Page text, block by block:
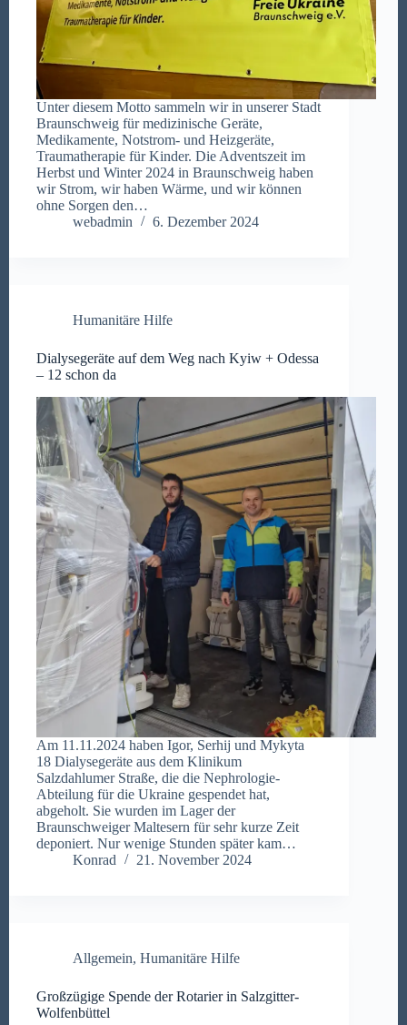
Unter diesem Motto sammeln wir in unserer Stadt
Braunschweig für medizinische Geräte,
Medikamente, Notstrom- und Heizgeräte,
Traumatherapie für Kinder. Die Adventszeit im
Herbst und Winter 2024 in Braunschweig haben
wir Strom, wir haben Wärme, und wir können
ohne Sorgen den…
webadmin
6. Dezember 2024
Humanitäre Hilfe
Dialysegeräte auf dem Weg nach Kyiw + Odessa
– 12 schon da
Am 11.11.2024 haben Igor, Serhij und Mykyta
18 Dialysegeräte aus dem Klinikum
Salzdahlumer Straße, die die Nephrologie-
Abteilung für die Ukraine gespendet hat,
abgeholt. Sie wurden im Lager der
Braunschweiger Maltesern für sehr kurze Zeit
deponiert. Nur wenige Stunden später kam…
Konrad
21. November 2024
Allgemein, Humanitäre Hilfe
Großzügige Spende der Rotarier in Salzgitter-
Wolfenbüttel